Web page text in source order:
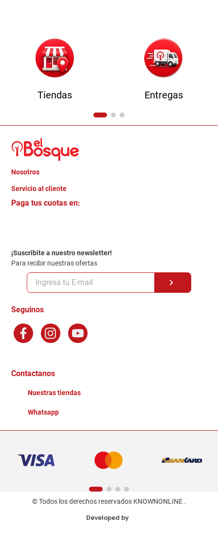
Tiendas Entregas
Nosotros
Quienes somos
Trabaja con Nosotros
Servicio al cliente
Crédito Directo
Politica de Privacidad
Políticas y condiciones GiftCard
Formas de Pago
Terminos y Condiciones
Factura Electronica
Ganadores - Promociones
Paga tus cuotas en:
¡Suscribite a nuestro newsletter!
Para recibir nuestras ofertas
Seguinos
Contactanos
Nuestras tiendas
Whatsapp
© Todos los derechos reservados KNOWNONLINE .
Developed by